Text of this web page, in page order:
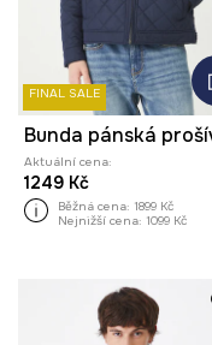
FINAL SALE
Aktuální cena:
1249 Kč
Běžná cena: 1899 Kč
Nejnižší cena: 1099 Kč